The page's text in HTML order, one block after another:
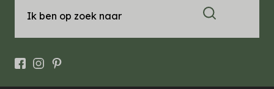
Ik ben op zoek naar